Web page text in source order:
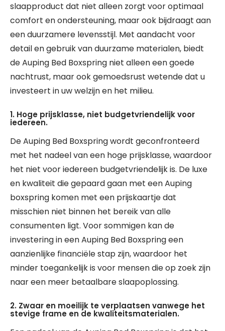
slaapproduct dat niet alleen zorgt voor optimaal
comfort en ondersteuning, maar ook bijdraagt aan
een duurzamere levensstijl. Met aandacht voor
detail en gebruik van duurzame materialen, biedt
de Auping Bed Boxspring niet alleen een goede
nachtrust, maar ook gemoedsrust wetende dat u
investeert in uw welzijn en het milieu.
1. Hoge prijsklasse, niet budgetvriendelijk voor
iedereen.
De Auping Bed Boxspring wordt geconfronteerd
met het nadeel van een hoge prijsklasse, waardoor
het niet voor iedereen budgetvriendelijk is. De luxe
en kwaliteit die gepaard gaan met een Auping
boxspring komen met een prijskaartje dat
misschien niet binnen het bereik van alle
consumenten ligt. Voor sommigen kan de
investering in een Auping Bed Boxspring een
aanzienlijke financiële stap zijn, waardoor het
minder toegankelijk is voor mensen die op zoek zijn
naar een meer betaalbare slaapoplossing.
2. Zwaar en moeilijk te verplaatsen vanwege het
stevige frame en de kwaliteitsmaterialen.